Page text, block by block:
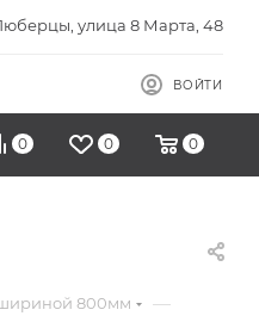
улица 8 Марта, 48
ВОЙТИ
0 0 0
800мм —